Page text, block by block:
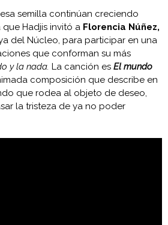
semilla continúan creciendo
Hadjis invitó a Florencia Núñez,
del Núcleo, para participar en una
que conforman su más
y la nada. La canción es El mundo
composición que describe en
que rodea al objeto de deseo,
la tristeza de ya no poder